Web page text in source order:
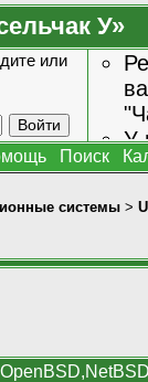
У»
или
У
Поиск
системы >